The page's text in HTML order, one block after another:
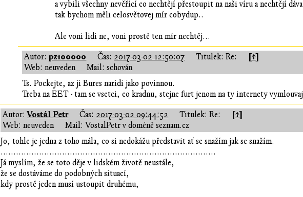
a vybili všechny nevěřící co nechtějí přestoupit na naši víru a nechtějí
tak bychom měli celosvětovej mír cobydup..
Ale voni lidi ne, voni prostě ten mír nechtěj...
Autor:pz100000 Čas: 2017-03-02 12:50:07 Titulek: Re: [↑]
Web: neuveden
Mail: schován
Ts. Pockejte, az ji Bures naridi jako povinnou.
Treba na EET - tam se vsetci, co kradnu, stejne furt jenom na ty internety
Autor:Vostál Petr Čas: 2017-03-02 09:44:52 Titulek: Re: [↑]
Web: neuveden
Mail: VostalPetr v doméně seznam.cz
Jo, tohle je jedna z toho mála, co si nedokážu představit ať se snažím jak se snažím.
....................................................................................
Já myslím, že se toto děje v lidském životě neustále,
že se dostáváme do podobných situací,
kdy prostě jeden musí ustoupit druhému,